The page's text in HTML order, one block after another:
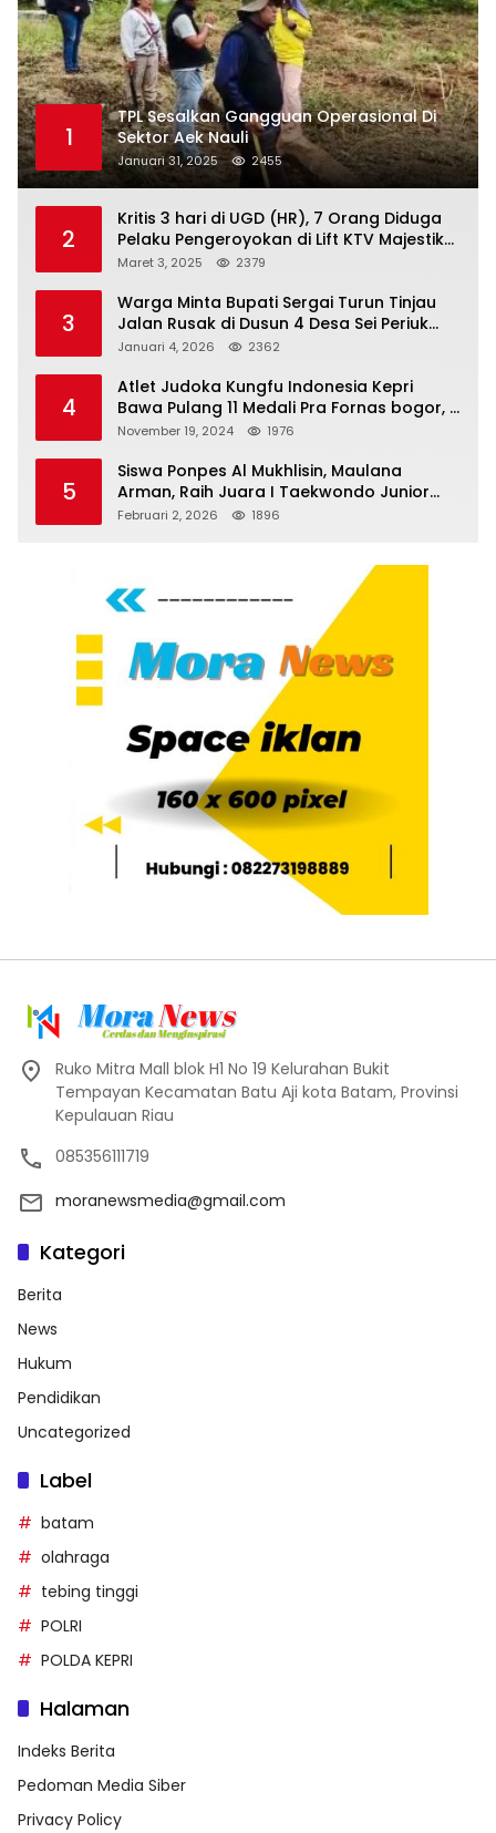
1
TPL Sesalkan Gangguan Operasional Di
Sektor Aek Nauli
Januari 31, 2025 2455
2
Kritis 3 hari di UGD (HR), 7 Orang Diduga
Pelaku Pengeroyokan di Lift KTV Majestik
Melenggang Bebas, Kantor Hukum JAP
Tanjungpinang
Maret 3, 2025 2379
3
Warga Minta Bupati Sergai Turun Tinjau
Jalan Rusak di Dusun 4 Desa Sei Periuk
Serdang Bedagai
Januari 4, 2026 2362
4
Atlet Judoka Kungfu Indonesia Kepri
Bawa Pulang 11 Medali Pra Fornas bogor, 3
Emas dan 8 Perunggu.
November 19, 2024 1976
5
Siswa Ponpes Al Mukhlisin, Maulana
Arman, Raih Juara I Taekwondo Junior
Putra di Riau National Championship 2026
Februari 2, 2026 1896
Ruko Mitra Mall blok H1 No 19 Kelurahan Bukit
Tempayan Kecamatan Batu Aji kota Batam, Provinsi
Kepulauan Riau
085356111719
moranewsmedia@gmail.com
Kategori
Berita
News
Hukum
Pendidikan
Uncategorized
Label
batam
olahraga
tebing tinggi
POLRI
POLDA KEPRI
Halaman
Indeks Berita
Pedoman Media Siber
Privacy Policy